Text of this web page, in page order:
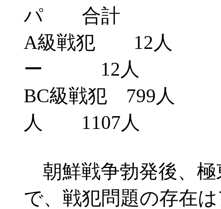
パ 合計
A級戦
ー 12人
BC級戦犯
人 1107人
朝鮮戦争勃発後、極
で、戦犯問題の存在